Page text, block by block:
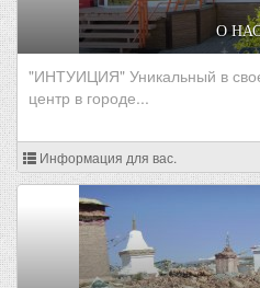
О
"ИНТУИЦИЯ" Уникальный в
центр в городе...
Информация для вас.